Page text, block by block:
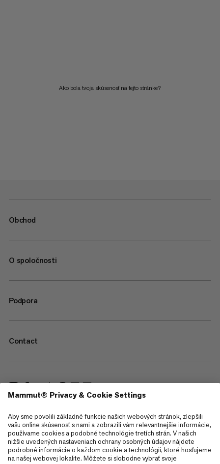
Ako bola tvoja skúsenosť na tejto stránke?
Obchod
O spoločnosti
Podpora
Contact
—
Sitemap